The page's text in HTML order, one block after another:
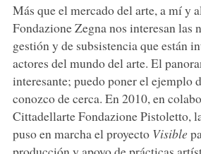
Más que el mercado del arte, a mí y
Fondazione Zegna nos interesan las
gestión y de subsistencia que están
actores del mundo del arte. El
interesante; puedo poner el ejemplo
conozco de cerca. En 2010, en
Cittadellarte Fondazione Pistoletto,
puso en marcha el proyecto Visible